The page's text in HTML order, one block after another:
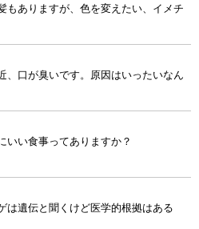
もありますが、色を変えたい、イメチ
、口が臭いです。原因はいったいなん
いい食事ってありますか？
は遺伝と聞くけど医学的根拠はある